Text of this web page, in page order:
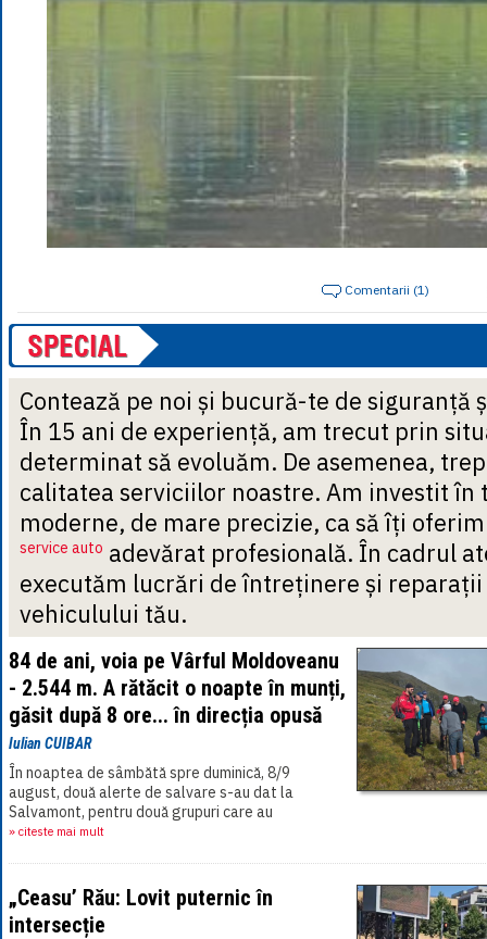
Comentarii (1)
Contează pe noi și bucură-te de siguranță
În 15 ani de experiență, am trecut prin
determinat să evoluăm. De asemenea,
calitatea serviciilor noastre. Am investit
moderne, de mare precizie, ca să îți
adevărat profesională. În cadrul
service auto
executăm lucrări de întreținere și reparații
vehiculului tău.
84 de ani, voia pe Vârful Moldoveanu
- 2.544 m. A rătăcit o noapte în munți,
găsit după 8 ore... în direcția opusă
Iulian CUIBAR
În noaptea de sâmbătă spre duminică, 8/9
august, două alerte de salvare s-au dat la
Salvamont, pentru două grupuri care au
întâmpina probleme în Piatra Cariului și[...]
» citeste mai mult
„Ceasu’ Rău: Lovit puternic în
intersecție